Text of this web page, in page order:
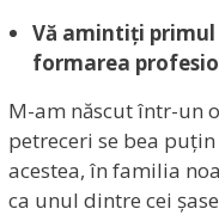
Vă amintiți
formarea
M-am născut într-un
petreceri se bea
acestea, în familia
ca unul dintre cei